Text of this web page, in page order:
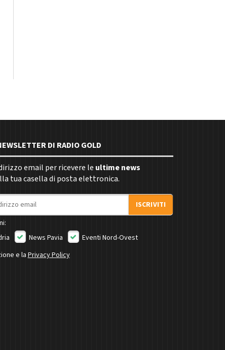
DI RADIO GOLD
email per ricevere le ultime news
tua casella di posta elettronica.
ISCRIVITI
News Pavia
Eventi Nord-Ovest
e la Privacy Policy